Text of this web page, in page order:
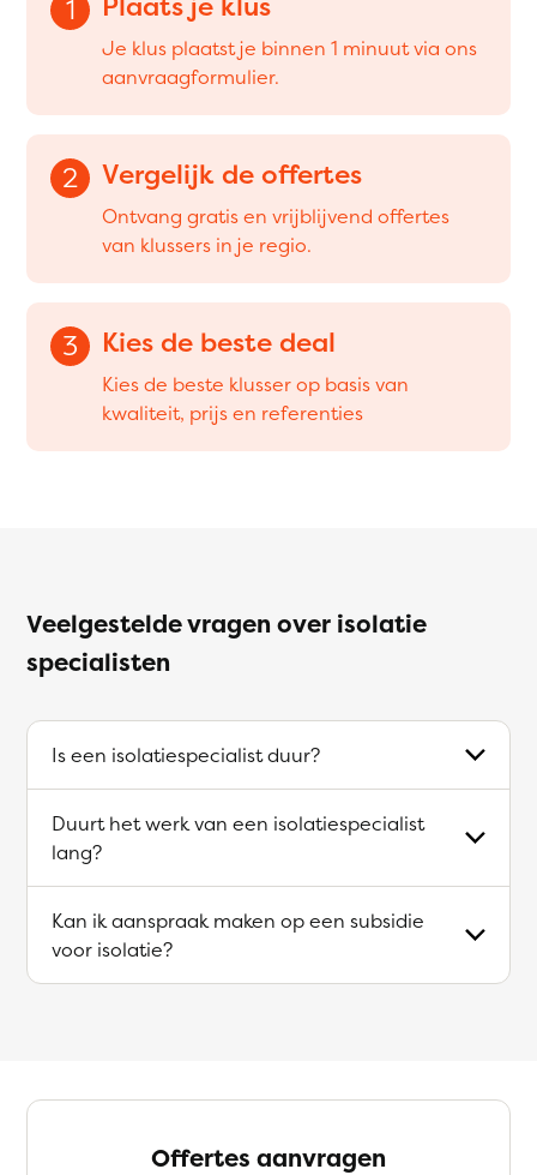
1
Je klus plaatst je binnen 1 minuut via ons
aanvraagformulier.
2 Vergelijk de offertes
Ontvang gratis en vrijblijvend offertes
van klussers in je regio.
3 Kies de beste deal
Kies de beste klusser op basis van
kwaliteit, prijs en referenties
Veelgestelde vragen over isolatie
specialisten
Is een isolatiespecialist duur?
Duurt het werk van een isolatiespecialist
lang?
Kan ik aanspraak maken op een subsidie
voor isolatie?
Offertes aanvragen